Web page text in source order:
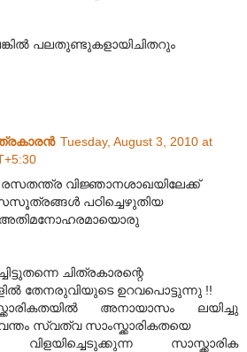
പലതുണ്ടുകളായിചിതറും
Tuesday, August 3, 2010 at
രസതന്ത്ര വിജ്ഞാനശാഖയിലേക്ക്
പഠിച്ചെഴുതിയ
അതിമനോഹരമായൊരു
ചിത്രകാരന്റെ
തേനരുവിയുടെ ഉറവപൊട്ടുന്നു !!
അനായാസം ലയിച്ചു
സ്വത്വ സാംസ്ക്കാരികതയെ
വിളയിച്ചെടുക്കുന്ന സാസ്ക്കാരിക